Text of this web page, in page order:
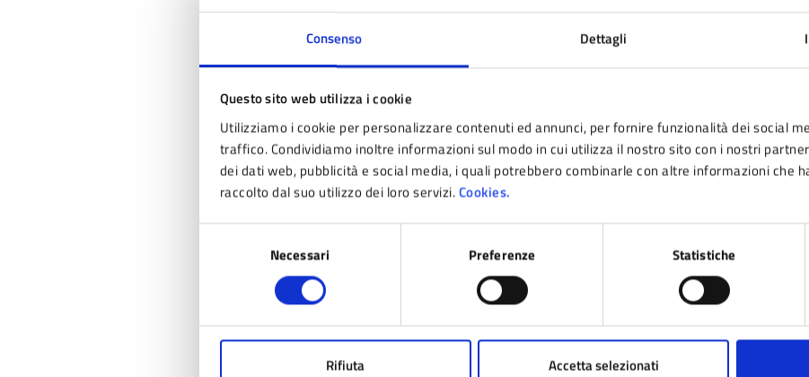
Consenso Dettagli
Questo sito web utilizza i cookie
Utilizziamo i cookie per personalizzare contenuti ed annunci, per fornire funzionalità dei social
traffico. Condividiamo inoltre informazioni sul modo in cui utilizza il nostro sito con i nostri
dei dati web, pubblicità e social media, i quali potrebbero combinarle con altre informazioni che
raccolto dal suo utilizzo dei loro servizi.Cookies.
Necessari Preferenze Statistiche
Rifiuta Accetta selezionati
Date e orari
2025
29
AGO
21:00
Inizio
29
AGO
23:30
Costi